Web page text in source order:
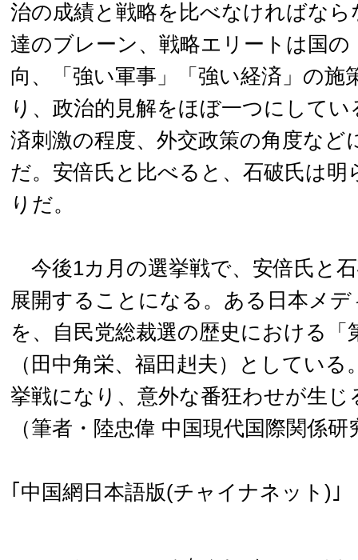
治の成績と戦略を比べなければなら
達のブレーン、戦略エリートは国の
向、「強い軍事」「強い経済」の施
り、政治的見解をほぼ一つにしてい
済刺激の程度、外交政策の角度など
だ。安倍氏と比べると、石破氏は明
りだ。
今後1カ月の選挙戦で、安倍氏と
展開することになる。ある日本メ
を、自民党総裁選の歴史における「
（田中角栄、福田赳夫）としてい
挙戦になり、意外な番狂わせが生
（筆者・陸忠偉 中国現代国際関係
｢中国網日本語版(チャイナネット)｣